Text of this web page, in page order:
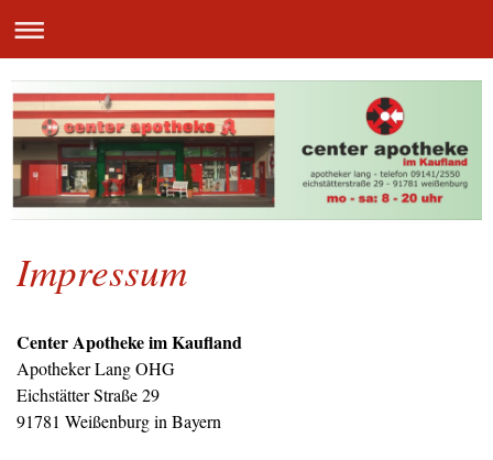
Impressum
Center Apotheke im Kaufland
Apotheker Lang OHG
Eichstätter Straße 29
91781 Weißenburg in Bayern